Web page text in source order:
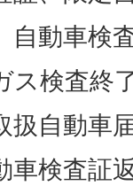
自動車検
ス検査終
扱自動車
車検査証